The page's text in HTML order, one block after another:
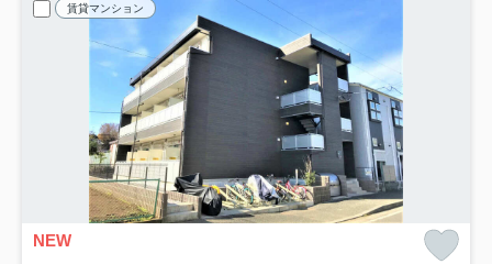
賃貸マンション
NEW